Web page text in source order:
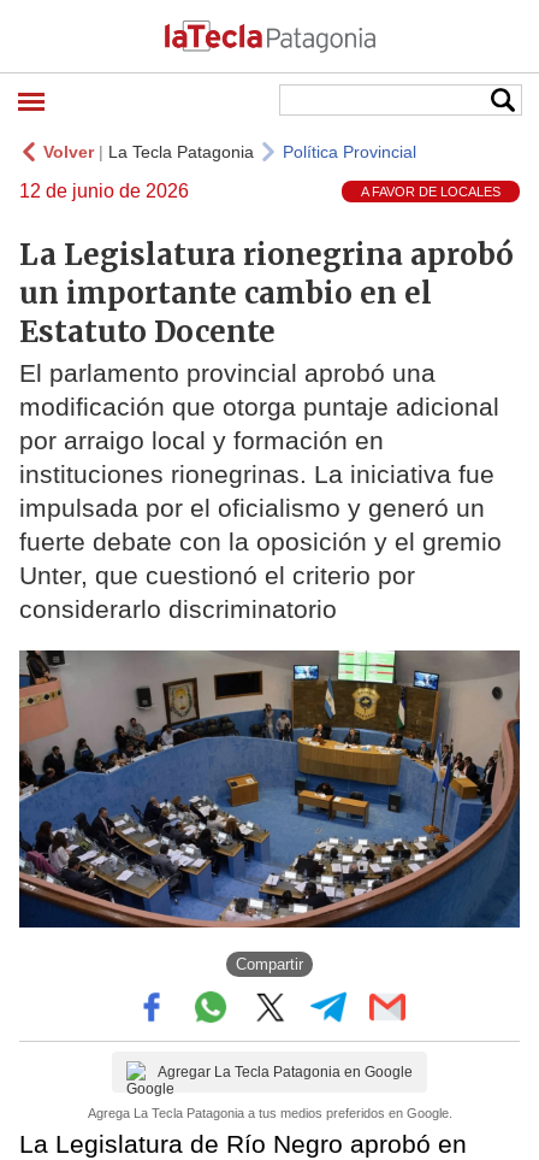
Volver| La Tecla Patagonia Política Provincial
12 de junio de 2026 A FAVOR DE LOCALES
La Legislatura rionegrina aprobó
un importante cambio en el
Estatuto Docente
El parlamento provincial aprobó una
modificación que otorga puntaje adicional
por arraigo local y formación en
instituciones rionegrinas. La iniciativa fue
impulsada por el oficialismo y generó un
fuerte debate con la oposición y el gremio
Unter, que cuestionó el criterio por
considerarlo discriminatorio
Compartir
Agregar La Tecla Patagonia en Google
Agrega La Tecla Patagonia a tus medios preferidos en Google.
La Legislatura de Río Negro aprobó en